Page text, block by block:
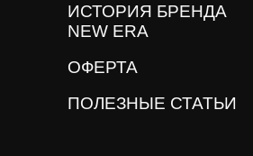
ИСТОРИЯ БРЕНДА
NEW ERA
ОФЕРТА
ПОЛЕЗНЫЕ СТАТЬИ